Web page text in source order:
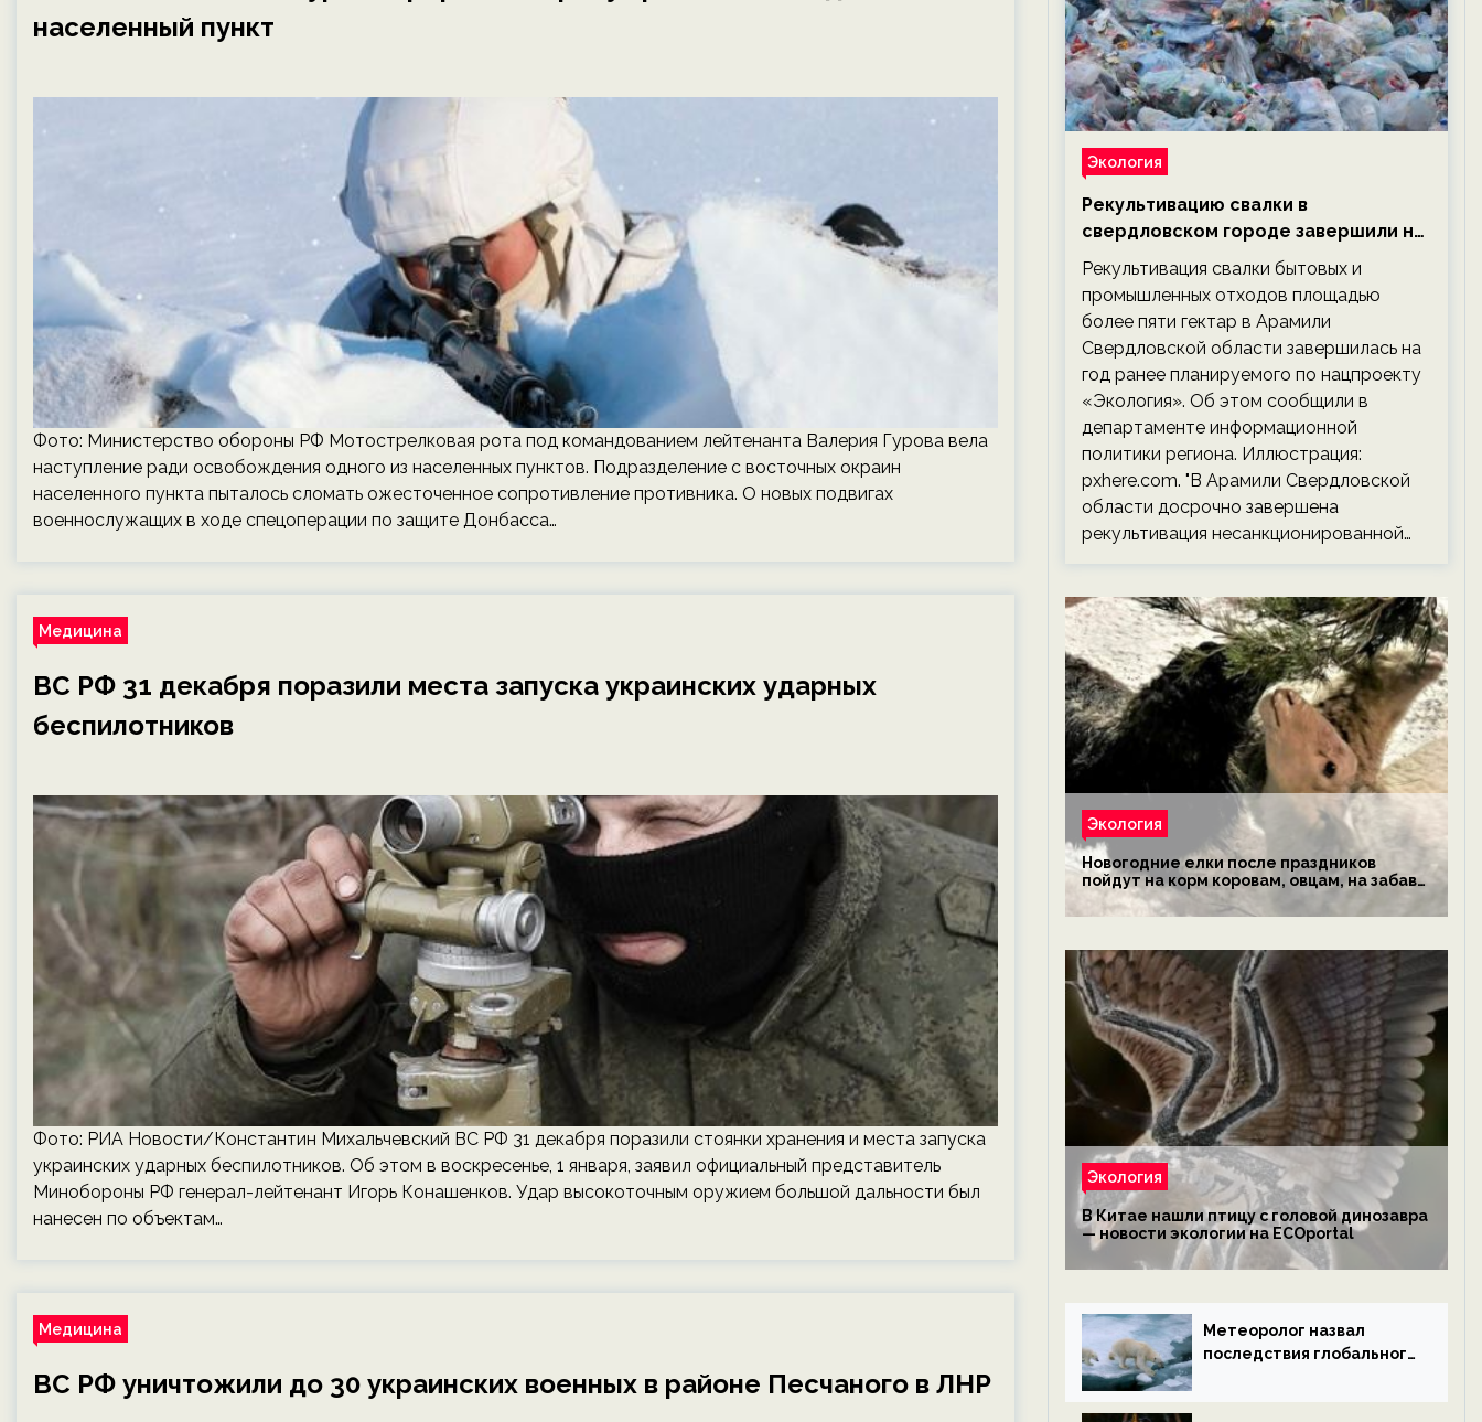
населенный пункт
Фото: Министерство обороны РФ Мотострелковая рота под командованием лейтенанта Валерия Гурова вела
наступление ради освобождения одного из населенных пунктов. Подразделение с восточных окраин
населенного пункта пыталось сломать ожесточенное сопротивление противника. О новых подвигах
военнослужащих в ходе спецоперации по защите Донбасса…
Медицина
ВС РФ 31 декабря поразили места запуска украинских ударных
беспилотников
Фото: РИА Новости/Константин Михальчевский ВС РФ 31 декабря поразили стоянки хранения и места запуска
украинских ударных беспилотников. Об этом в воскресенье, 1 января, заявил официальный представитель
Минобороны РФ генерал-лейтенант Игорь Конашенков. Удар высокоточным оружием большой дальности был
нанесен по объектам…
Медицина
ВС РФ уничтожили до 30 украинских военных в районе Песчаного в ЛНР
Экология
Рекультивацию свалки в
свердловском городе завершили на
год раньше планируемого срока —
новости экологии на ECOportal
Рекультивация свалки бытовых и
промышленных отходов площадью
более пяти гектар в Арамили
Свердловской области завершилась на
год ранее планируемого по нацпроекту
«Экология». Об этом сообщили в
департаменте информационной
политики региона. Иллюстрация:
pxhere.com. "В Арамили Свердловской
области досрочно завершена
рекультивация несанкционированной…
Экология
Новогодние елки после праздников
пойдут на корм коровам, овцам, на забаву
обезьянам, львам и леопардам — новости
экологии на ECOportal
Экология
В Китае нашли птицу с головой динозавра
— новости экологии на ECOportal
Метеоролог назвал
последствия глобального